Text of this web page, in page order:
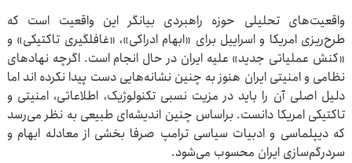
واقعیت‌های تحلیلی حوزه راهبردی بیانگر این واقعیت است که
طرح‌ریزی امریکا و اسراییل برای «ابهام ادراکی»، «غافلگیری تاکتیکی» و
«کنش عملیاتی جدید» علیه ایران در حال انجام است. اگرچه نهادهای
نظامی و امنیتی ایران هنوز به چنین نشانه‌هایی دست پیدا نکرده اند اما
دلیل اصلی آن را باید در مزیت نسبی تکنولوژیک، اطلاعاتی، امنیتی و
تاکتیکی امریکا دانست. براساس چنین اندیشه‌ای طبیعی به نظر می‌رسد
که دیپلماسی و ادبیات سیاسی ترامپ صرفا بخشی از معادله ابهام و
سردرگم‌سازی ایران محسوب می‌شود.